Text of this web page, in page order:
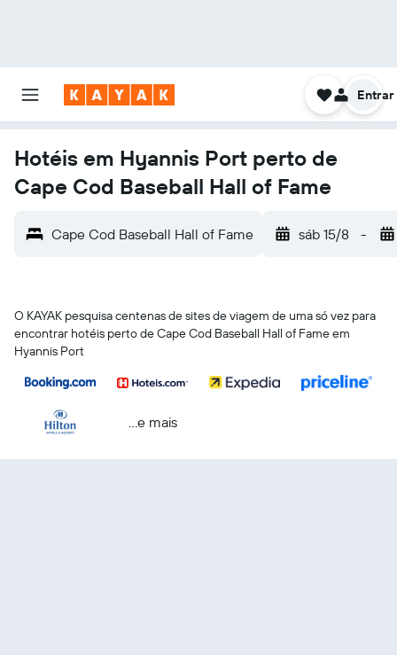
Entrar
Hotéis em Hyannis Port perto de
Cape Cod Baseball Hall of Fame
Cape Cod Baseball Hall of Fame sáb 15/8 -
O KAYAK pesquisa centenas de sites de viagem de uma só vez para
encontrar hotéis perto de Cape Cod Baseball Hall of Fame em
Hyannis Port
...e mais